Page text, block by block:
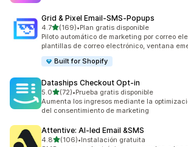
Grid & Pixel Email‑SMS‑Popups
4.7de 5 estrellas
(169)
169 reseñas en total
•Plan gratis disponible
Piloto automático de marketing por correo
plantillas de correo electrónico, ventana
Built for Shopify
Dataships Checkout Opt‑in
5.0de 5 estrellas
(72)
72 reseñas en total
•Prueba gratis disponible
Aumenta los ingresos mediante la
del consentimiento de marketing
Attentive: AI‑led Email &SMS
4.8de 5 estrellas
(106)
106 reseñas en total
•Instalación gratuita